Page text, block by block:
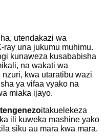
utendakazi wa
ray una jukumu muhimu.
kunaweza kusababisha
na wakati wa
kwa utaratibu wazi
ya vifaa vyako na
miaka ijayo.
itakuelekeza
ili kuweka mashine yako
siku au mara kwa mara.